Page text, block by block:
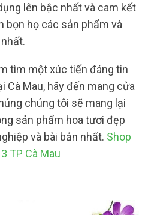
lên bậc nhất và cam kết
bọn họ các sản phẩm và
tìm một xúc tiến đáng tin
Cà Mau, hãy đến mang cửa
chúng tôi sẽ mang lại
sản phẩm hoa tươi đẹp
và bài bản nhất. Shop
TP Cà Mau